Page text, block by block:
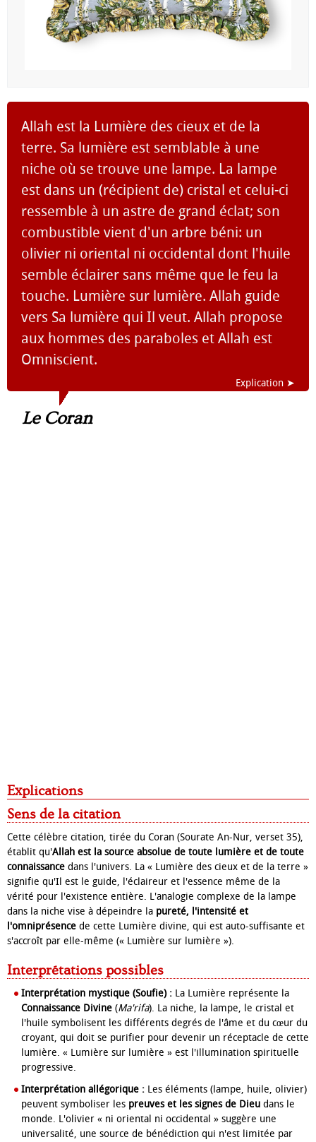
Allah est la Lumière des cieux et de la
terre. Sa lumière est semblable à une
niche où se trouve une lampe. La lampe
est dans un (récipient de) cristal et celui-ci
ressemble à un astre de grand éclat; son
combustible vient d'un arbre béni: un
olivier ni oriental ni occidental dont l'huile
semble éclairer sans même que le feu la
touche. Lumière sur lumière. Allah guide
vers Sa lumière qui Il veut. Allah propose
aux hommes des paraboles et Allah est
Omniscient.
Explication ➤
Le Coran
Explications
Sens de la citation
Cette célèbre citation, tirée du Coran (Sourate An-Nur, verset 35),
établit qu'Allah est la source absolue de toute lumière et de toute
connaissance dans l'univers. La « Lumière des cieux et de la terre »
signifie qu'Il est le guide, l'éclaireur et l'essence même de la
vérité pour l'existence entière. L'analogie complexe de la lampe
dans la niche vise à dépeindre la pureté, l'intensité et
l'omniprésence de cette Lumière divine, qui est auto-suffisante et
s'accroît par elle-même (« Lumière sur lumière »).
Interprétations possibles
Interprétation mystique (Soufie) : La Lumière représente la
Connaissance Divine (Ma'rifa). La niche, la lampe, le cristal et
l'huile symbolisent les différents degrés de l'âme et du cœur du
croyant, qui doit se purifier pour devenir un réceptacle de cette
lumière. « Lumière sur lumière » est l'illumination spirituelle
progressive.
Interprétation allégorique : Les éléments (lampe, huile, olivier)
peuvent symboliser les preuves et les signes de Dieu dans le
monde. L'olivier « ni oriental ni occidental » suggère une
universalité, une source de bénédiction qui n'est limitée par